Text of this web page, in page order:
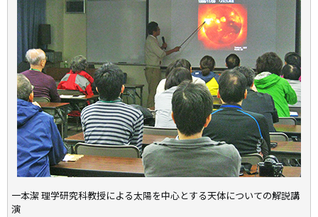
一本潔 理学研究科教授による太陽を中心とする天体についての解説講
演